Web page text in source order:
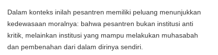
Dalam konteks inilah pesantren memiliki peluang menunjukkan
kedewasaan moralnya: bahwa pesantren bukan institusi anti
kritik, melainkan institusi yang mampu melakukan muhasabah
dan pembenahan dari dalam dirinya sendiri.